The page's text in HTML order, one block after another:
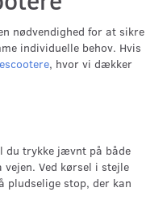
nødvendighed for at sikre
individuelle behov. Hvis
, hvor vi dækker
du trykke jævnt på både
Ved kørsel i stejle
pludselige stop, der kan